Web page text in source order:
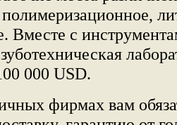
Вместе с
000 USD.
фирмах вам